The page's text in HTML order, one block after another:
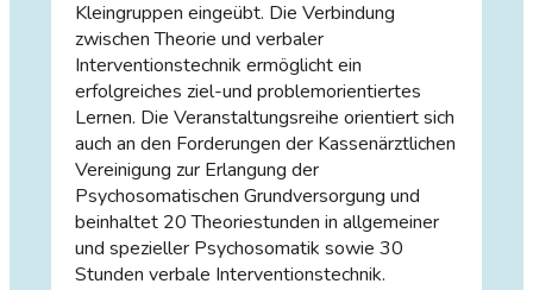
Kleingruppen eingeübt. Die Verbindung
zwischen Theorie und verbaler
Interventionstechnik ermöglicht ein
erfolgreiches ziel-und problemorientiertes
Lernen. Die Veranstaltungsreihe orientiert sich
auch an den Forderungen der Kassenärztlichen
Vereinigung zur Erlangung der
Psychosomatischen Grundversorgung und
beinhaltet 20 Theoriestunden in allgemeiner
und spezieller Psychosomatik sowie 30
Stunden verbale Interventionstechnik.